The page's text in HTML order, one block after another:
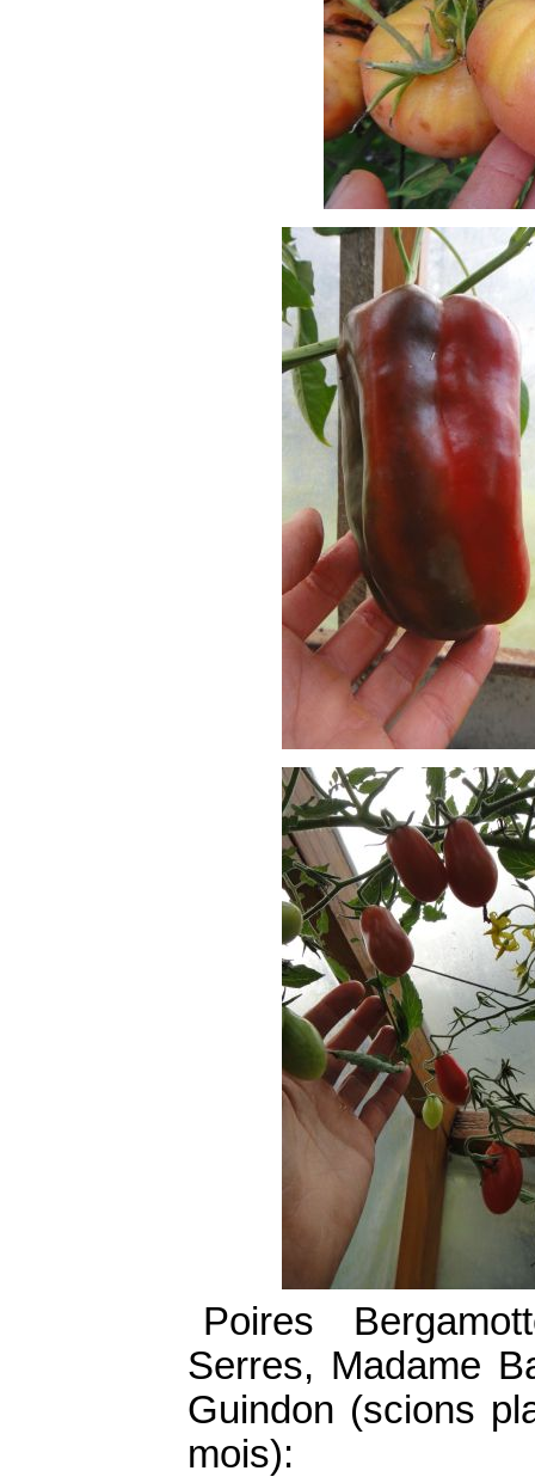
Poires
Serres, Madame
Guindon (scions
mois):